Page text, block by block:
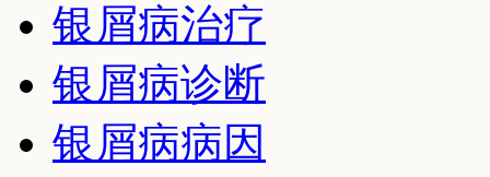
银屑病治疗
银屑病诊断
银屑病病因